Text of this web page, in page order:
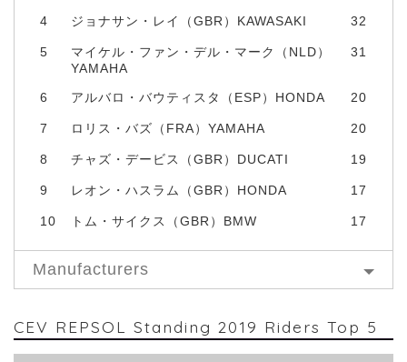
4 ジョナサン・レイ（GBR）KAWASAKI 32
5
マイケル・ファン・デル・マーク（NLD）
YAMAHA
31
6 アルバロ・バウティスタ（ESP）HONDA 20
7 ロリス・バズ（FRA）YAMAHA 20
8 チャズ・デービス（GBR）DUCATI 19
9 レオン・ハスラム（GBR）HONDA 17
10 トム・サイクス（GBR）BMW 17
Manufacturers
CEV REPSOL Standing 2019 Riders Top 5